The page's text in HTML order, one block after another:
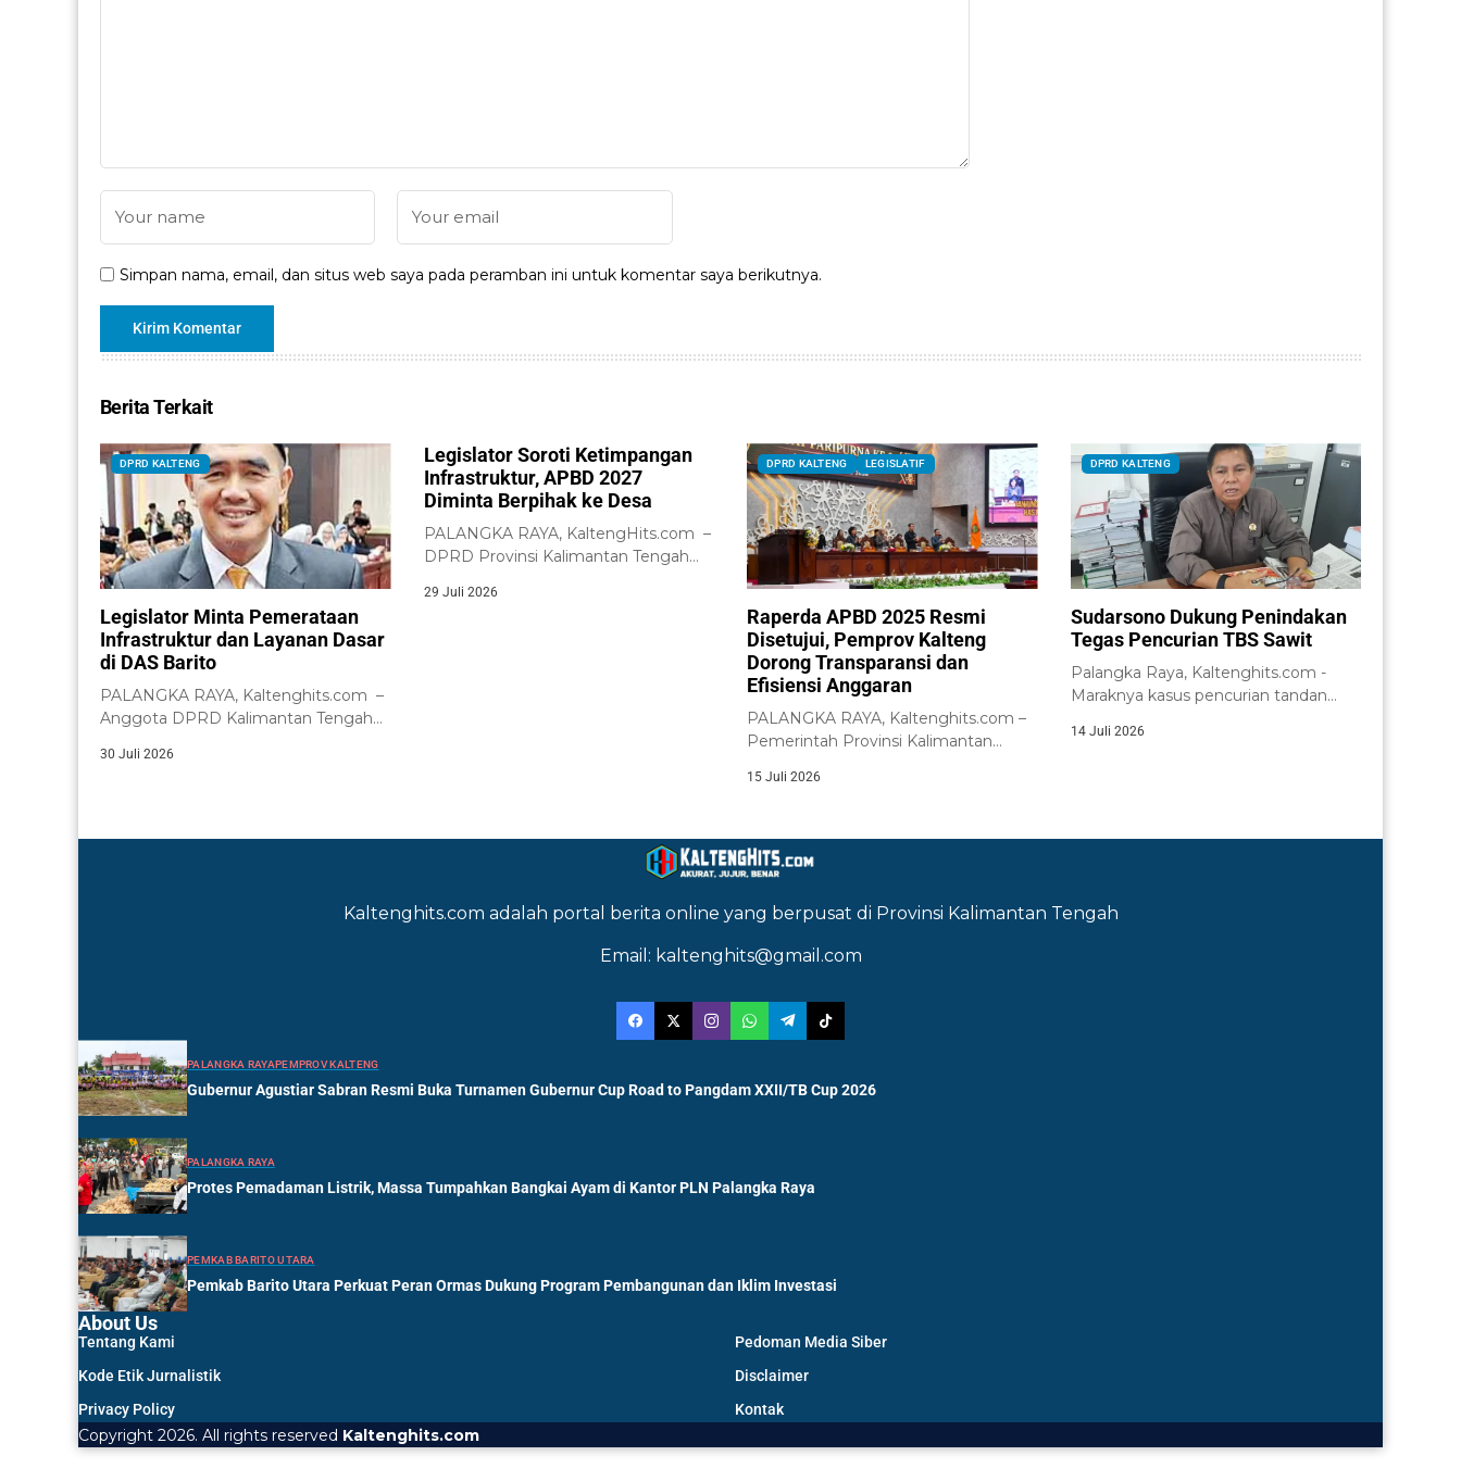
Simpan nama, email, dan situs web saya pada peramban ini untuk komentar saya berikutnya.
Berita Terkait
DPRD KALTENG
Legislator Minta Pemerataan
Infrastruktur dan Layanan Dasar
di DAS Barito
PALANGKA RAYA, Kaltenghits.com –
Anggota DPRD Kalimantan Tengah
30 Juli 2026
Legislator Soroti Ketimpangan
Infrastruktur, APBD 2027
Diminta Berpihak ke Desa
PALANGKA RAYA, KaltengHits.com –
DPRD Provinsi Kalimantan Tengah
Kalimantan...
29 Juli 2026
DPRD KALTENG LEGISLATIF
Raperda APBD 2025 Resmi
Disetujui, Pemprov Kalteng
Dorong Transparansi dan
Efisiensi Anggaran
PALANGKA RAYA, Kaltenghits.com –
Pemerintah Provinsi Kalimantan
Kalimantan...
15 Juli 2026
DPRD KALTENG
Sudarsono Dukung Penindakan
Tegas Pencurian TBS Sawit
Palangka Raya, Kaltenghits.com -
Maraknya kasus pencurian tandan
14 Juli 2026
Kaltenghits.com adalah portal berita online yang berpusat di Provinsi Kalimantan Tengah
Email: kaltenghits@gmail.com
PALANGKA RAYAPEMPROV KALTENG
Gubernur Agustiar Sabran Resmi Buka Turnamen Gubernur Cup Road to Pangdam XXII/TB Cup 2026
PALANGKA RAYA
Protes Pemadaman Listrik, Massa Tumpahkan Bangkai Ayam di Kantor PLN Palangka Raya
PEMKAB BARITO UTARA
Pemkab Barito Utara Perkuat Peran Ormas Dukung Program Pembangunan dan Iklim Investasi
About Us
Tentang Kami
Pedoman Media Siber
Kode Etik Jurnalistik
Disclaimer
Privacy Policy
Kontak
Copyright 2026. All rights reserved Kaltenghits.com